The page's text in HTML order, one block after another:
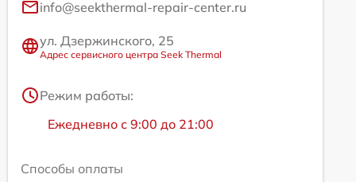
info@seekthermal-repair-center.ru
ул. Дзержинского, 25
Адрес сервисного центра Seek Thermal
Режим работы:
Ежедневно с 9:00 до 21:00
Способы оплаты